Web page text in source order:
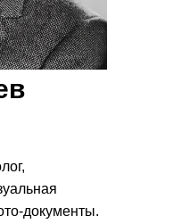
документы.